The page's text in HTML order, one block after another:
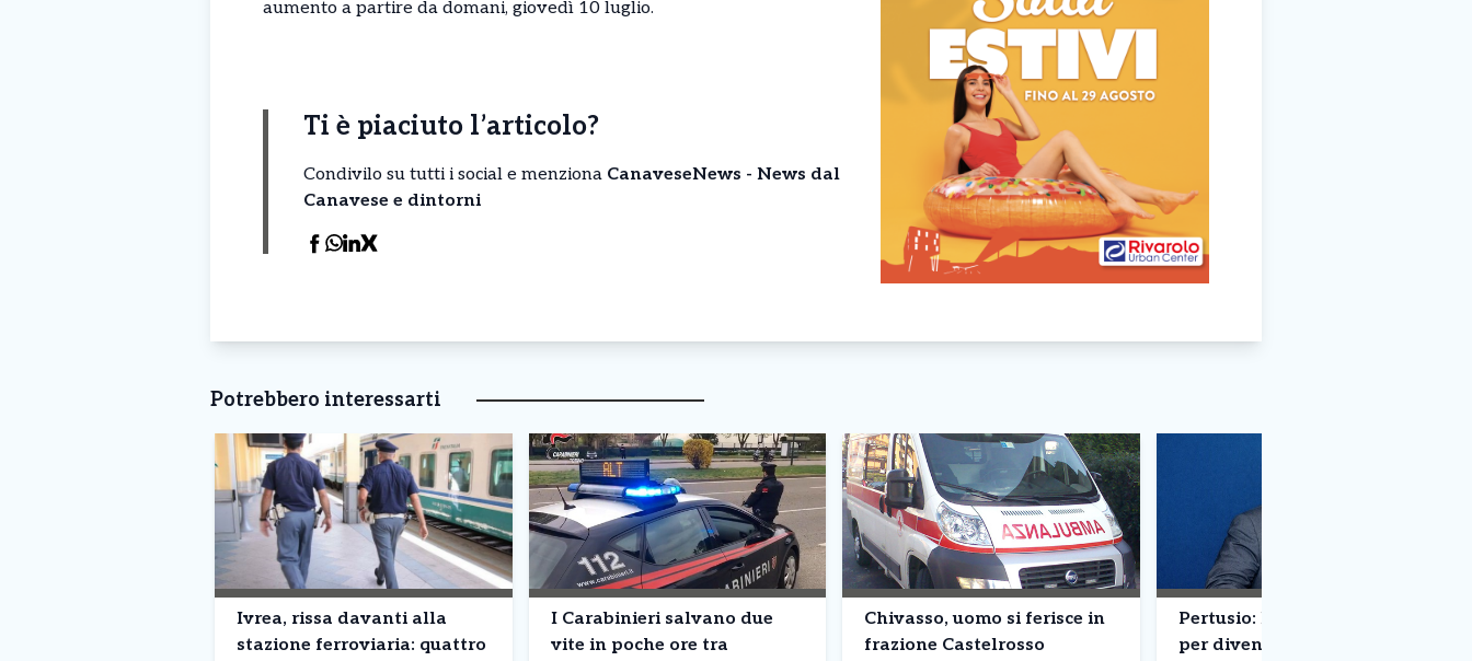
aumento a partire da domani, giovedì 10 luglio.
Ti è piaciuto l’articolo?
Condivilo su tutti i social e menziona CanaveseNews - News dal
Canavese e dintorni
Potrebbero interessarti
Ivrea, rissa davanti alla
stazione ferroviaria: quattro
I Carabinieri salvano due
vite in poche ore tra
Chivasso, uomo si ferisce in
frazione Castelrosso
Pertusio: lascia l’ospedale
per diventare medico di